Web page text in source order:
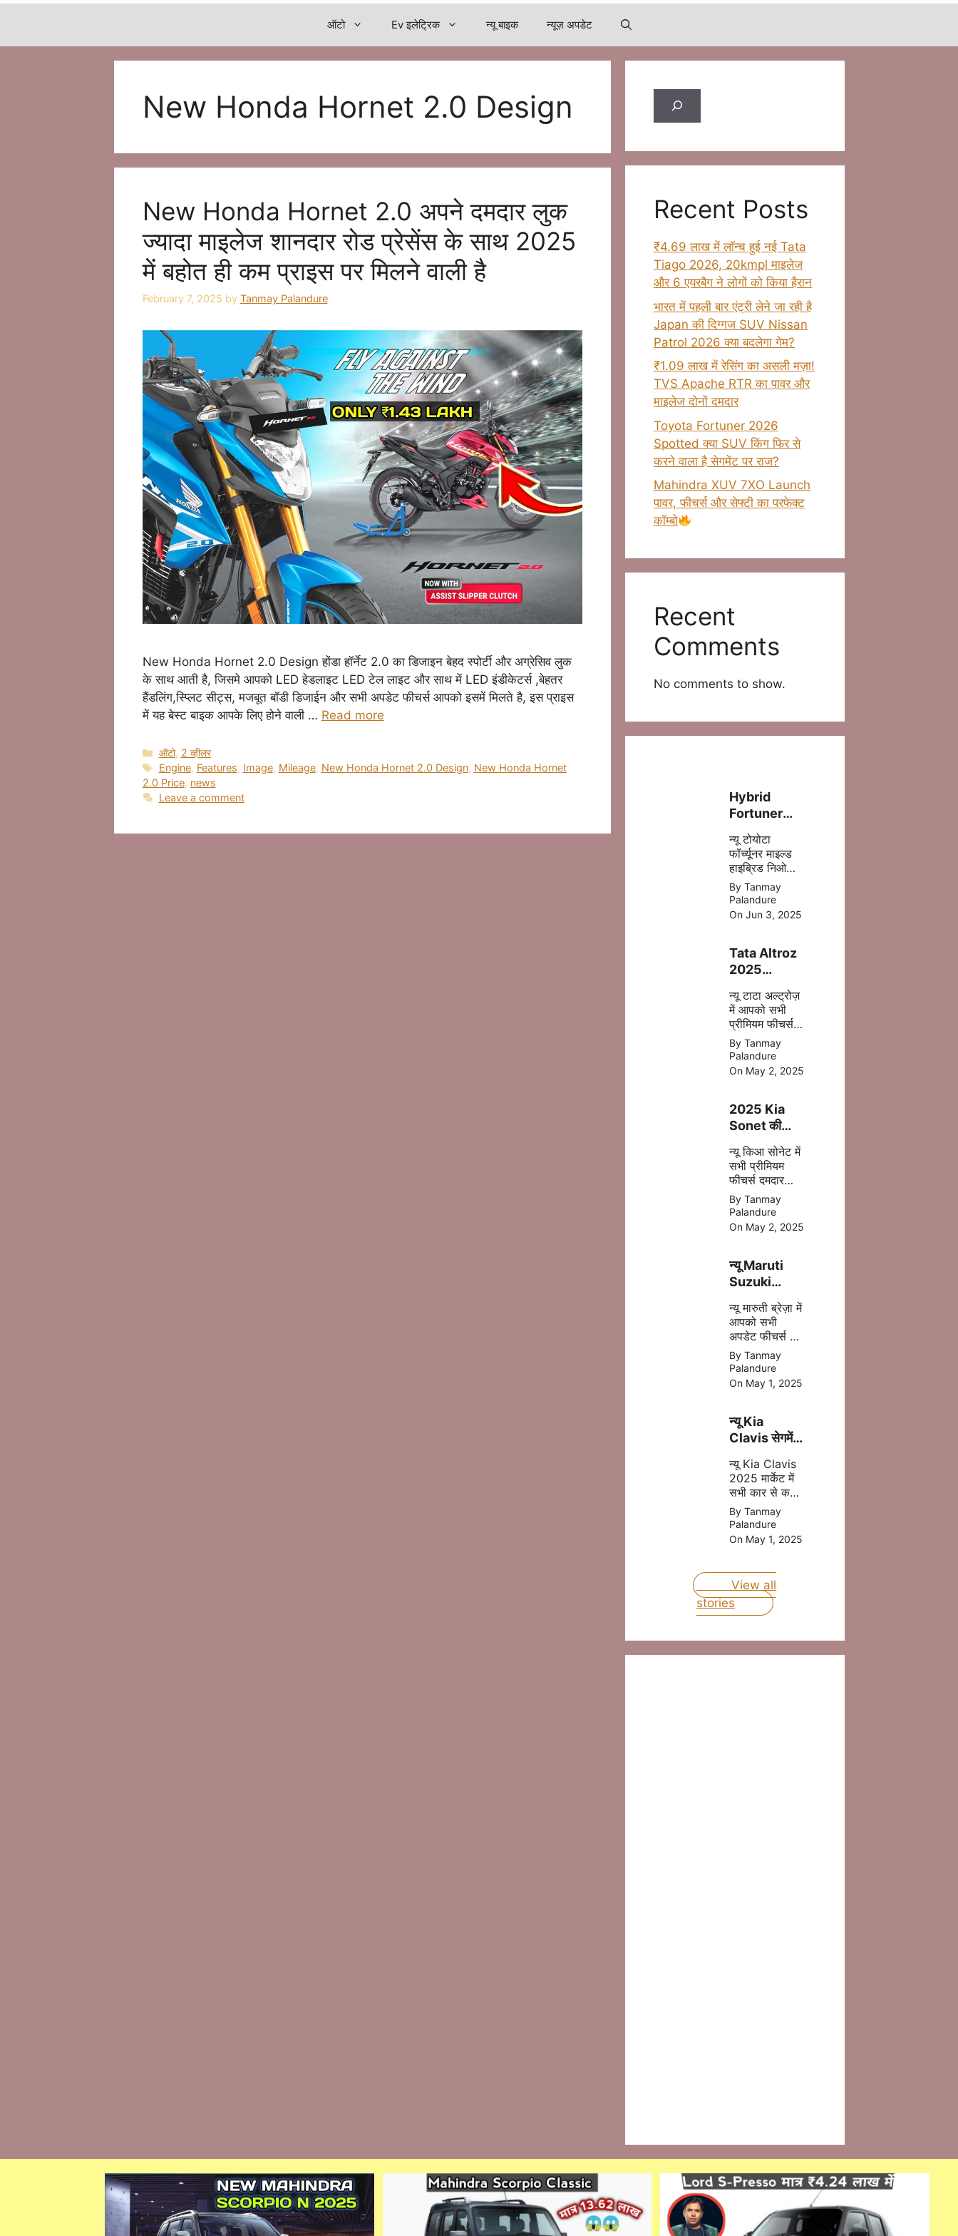
ऑटो Ev इलेट्रिक न्यू बाइक न्यूज़ अपडेट
New Honda Hornet 2.0 Design
New Honda Hornet 2.0 अपने दमदार लुक
ज्यादा माइलेज शानदार रोड प्रेसेंस के साथ 2025
में बहोत ही कम प्राइस पर मिलने वाली है
February 7, 2025 by Tanmay Palandure
New Honda Hornet 2.0 Design होंडा हॉर्नेट 2.0 का डिजाइन बेहद स्पोर्टी और अग्रेसिव लुक
के साथ आती है, जिसमे आपको LED हेडलाइट LED टेल लाइट और साथ में LED इंडीकेटर्स ,बेहतर
हैंडलिंग,स्प्लिट सीट्स, मजबूत बॉडी डिजाईन और सभी अपडेट फीचर्स आपको इसमें मिलते है, इस प्राइस
में यह बेस्ट बाइक आपके लिए होने वाली … Read more
Categories
ऑटो, 2 व्हीलर
Tags
Engine, Features, Image, Mileage, New Honda Hornet 2.0 Design, New Honda Hornet
2.0 Price, news
Leave a comment
Search
Recent Posts
₹4.69 लाख में लॉन्च हुई नई Tata
Tiago 2026, 20kmpl माइलेज
और 6 एयरबैग ने लोगों को किया हैरान
भारत में पहली बार एंट्री लेने जा रही है
Japan की दिग्गज SUV Nissan
Patrol 2026 क्या बदलेगा गेम?
₹1.09 लाख में रेसिंग का असली मज़ा!
TVS Apache RTR का पावर और
माइलेज दोनों दमदार
Toyota Fortuner 2026
Spotted क्या SUV किंग फिर से
करने वाला है सेगमेंट पर राज?
Mahindra XUV 7XO Launch
पावर, फीचर्स और सेफ्टी का परफेक्ट
कॉम्बो
Recent
Comments
No comments to show.
Hybrid
Fortuner
लॉन्च – ज़्यादा
पावर, कम फ्यूल
खर्च!
न्यू टोयोटा
फॉर्च्यूनर माइल्ड
हाइब्रिड निओ
ड्राइव में 5 %
डीजल की बचत
होने वाली है
,जिसमे ज्यादा
मिल जाता है |
By Tanmay
Palandure
On Jun 3, 2025
Tata Altroz
2025
जानिए क्या-क्या
बदला है इस बार
न्यू टाटा अल्ट्रोज़
में आपको सभी
प्रीमियम फीचर्स
अपडेट
एक्सटीरियर के
साथ ज्यादा सेफ्टी,
पॉवरफुल इंजन
जाता है |
By Tanmay
Palandure
On May 2, 2025
2025 Kia
Sonet की
पहली झलक –
अब मिलेगा बड़ा
टचस्क्रीन और
नए फीचर्स
न्यू किआ सोनेट में
सभी प्रीमियम
फीचर्स दमदार
इंजन डिसेंट सेफ्टी
बेहतर कलर के
साथ 2025 में
मिल जाती है |
By Tanmay
Palandure
On May 2, 2025
न्यू Maruti
Suzuki
Brezza
2025 अब
मात्र ₹8.69
लाख की प्राइस
में
न्यू मारुती ब्रेज़ा में
आपको सभी
अपडेट फीचर्स और
दमदार इंजन मिल
जाता है इसमें
आपको CNG का
आप्शन भी मिलने
आपकी माइलेज
बढ़ता है |
By Tanmay
Palandure
On May 1, 2025
न्यू Kia
Clavis सेगमेंट
होंगी जल्द लॉन्च
जानिए प्राइस
न्यू Kia Clavis
2025 मार्केट में
सभी कार से कड़ा
मुकबला करने
वाली है, क्युकी यह
कार अपडेट
फीचर्स और दमदार
लॉन्च होने वाली है
|
By Tanmay
Palandure
On May 1, 2025
View all
stories